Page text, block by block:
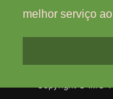
melhor serviço
Livro de Reclamações
Centro de Informação,
Algarve - Edifício
Telefone: